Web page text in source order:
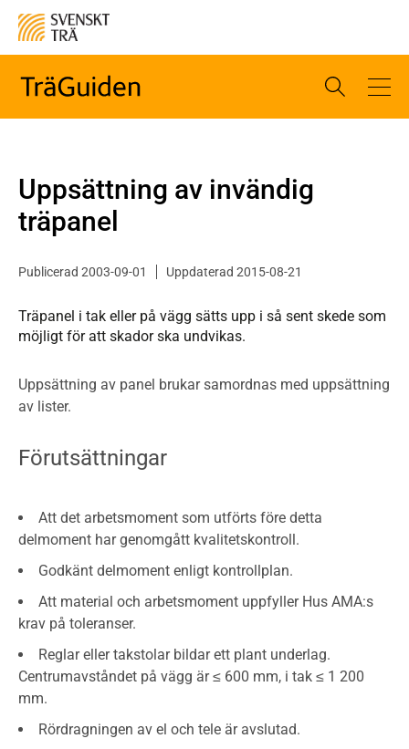
Uppsättning av invändig
träpanel
Publicerad 2003-09-01 Uppdaterad 2015-08-21
Träpanel i tak eller på vägg sätts upp i så sent skede som
möjligt för att skador ska undvikas.
Uppsättning av panel brukar samordnas med uppsättning
av lister.
Förutsättningar
Att det arbetsmoment som utförts före detta
delmoment har genomgått kvalitetskontroll.
Godkänt delmoment enligt kontrollplan.
Att material och arbetsmoment uppfyller Hus AMA:s
krav på toleranser.
Reglar eller takstolar bildar ett plant underlag.
Centrumavståndet på vägg är ≤ 600 mm, i tak ≤ 1 200
mm.
Rördragningen av el och tele är avslutad.